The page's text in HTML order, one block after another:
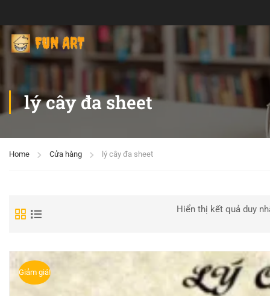
lý cây đa sheet
Home Cửa hàng lý cây đa sheet
Hiển thị kết quả duy
Giảm giá!